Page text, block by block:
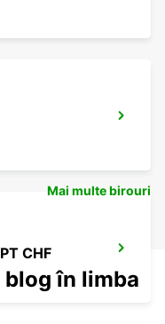
CHF
Mai multe birouri
în limba